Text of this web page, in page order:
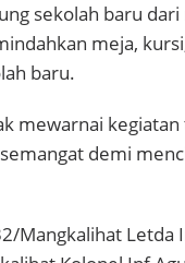
sekolah baru
meja,
baru.
mewarnai
demi
Mangkalihat